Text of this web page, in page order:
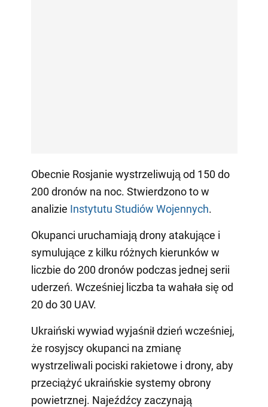
Obecnie Rosjanie wystrzeliwują od 150 do
200 dronów na noc. Stwierdzono to w
analizie Instytutu Studiów Wojennych.
Okupanci uruchamiają drony atakujące i
symulujące z kilku różnych kierunków w
liczbie do 200 dronów podczas jednej serii
uderzeń. Wcześniej liczba ta wahała się od
20 do 30 UAV.
Ukraiński wywiad wyjaśnił dzień wcześniej,
że rosyjscy okupanci na zmianę
wystrzeliwali pociski rakietowe i drony, aby
przeciążyć ukraińskie systemy obrony
powietrznej. Najeźdźcy zaczynają